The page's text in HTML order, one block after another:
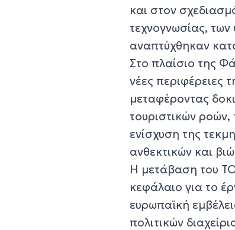
και στον
τεχνογνωσίας,
αναπτύχθηκαν
Στο πλαίσιο της
νέες περιφέρειες
μεταφέροντας
τουριστικών
ενίσχυση της
ανθεκτικών και
Η μετάβαση του
κεφάλαιο για το
ευρωπαϊκή
πολιτικών